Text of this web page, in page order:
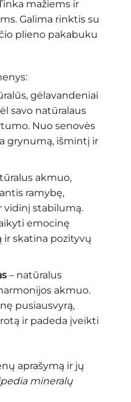
mažiems ir
Galima rinktis su
plieno pakabuku
gėlavandeniai
savo natūralaus
Nuo senovės
grynumą, išmintį ir
akmuo,
ramybę,
vidinį stabilumą.
emocinę
ir skatina pozityvų
– natūralus
akmuo.
pusiausvyrą,
ir padeda įveikti
aprašymą ir jų
mineralų